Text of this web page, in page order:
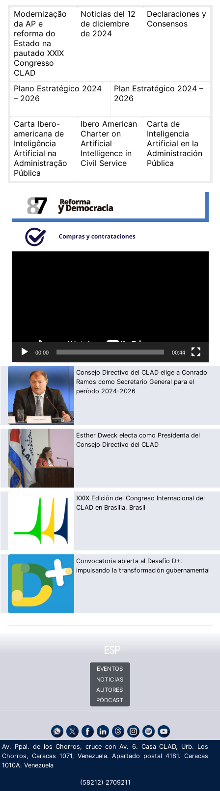
Modernização
da AP e
reforma do
Estado na
pautado XXIX
Congresso
CLAD
Noticias del 12
de diciembre
de 2024
Declaraciones y
Consensos
Plano Estratégico 2024
– 2026
Plan Estratégico 2024 –
2026
Carta Ibero-
americana de
Inteligência
Artificial na
Administração
Pública
Ibero American
Charter on
Artificial
Intelligence in
Civil Service
Carta de
Inteligencia
Artificial en la
Administración
Pública
00:00 00:44
Consejo Directivo del CLAD elige a Conrado
Ramos como Secretario General para el
período 2024-2026
Esther Dweck electa como Presidenta del
Consejo Directivo del CLAD
XXIX Edición del Congreso Internacional del
CLAD en Brasilia, Brasil
Convocatoria abierta al Desafío D+:
impulsando la transformación gubernamental
EVENTOS
NOTICIAS
AUTORES
PÓDCAST
Av. Ppal. de los Chorros, cruce con Av. 6. Casa CLAD, Urb. Los
Chorros, Caracas 1071, Venezuela. Apartado postal 4181. Caracas
1010A. Venezuela
(58212) 2709211